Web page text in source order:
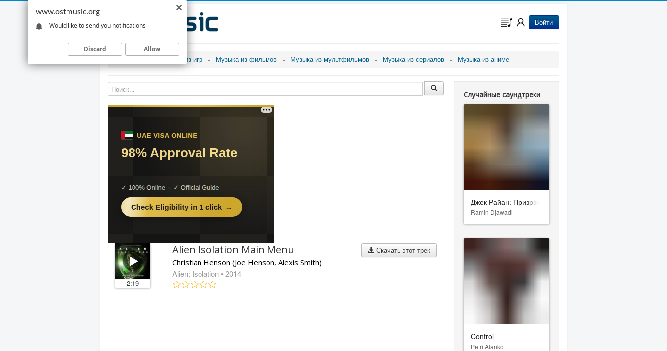
Войти
Музыка из игр Музыка из фильмов Музыка из мультфильмов Музыка из сериалов Музыка из аниме
2:19
Скачать этот трек
Alien Isolation Main Menu
Christian Henson (Joe Henson, Alexis Smith)
Alien: Isolation • 2014
Случайные саундтреки
Джек Райан: Призрачная война
Ramin Djawadi
Control
Petri Alanko
www.ostmusic.org
Would like to send you notifications
Discard Allow